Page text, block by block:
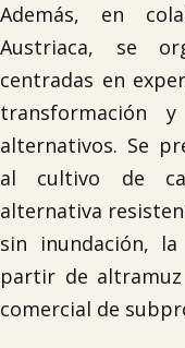
Además, en
Austriaca, se
centradas en
transformación
alternativos. Se
al cultivo de
alternativa
sin inundación,
partir de
comercial de